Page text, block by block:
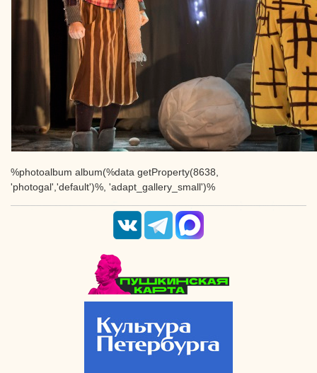
%photoalbum album(%data getProperty(8638,
'photogal','default')%, 'adapt_gallery_small')%